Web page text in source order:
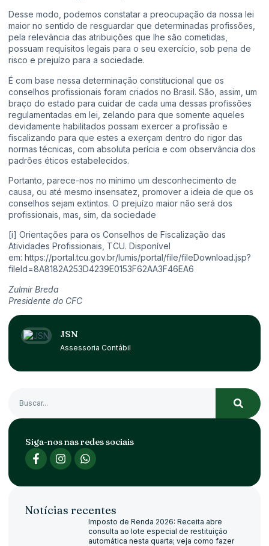
Desse modo, podemos constatar a preocupação da nossa lei
maior no sentido de resguardar que determinadas profissões,
pela relevância das atribuições que lhe são cometidas,
possuam requisitos legais para o seu exercício, sob pena de
risco e prejuízo para a sociedade.
É com base nessa determinação constitucional que os
conselhos profissionais foram criados no Brasil. São, assim, um
braço do estado para cuidar de cada uma dessas profissões
regulamentadas em lei, zelando para que somente aqueles
devidamente habilitados possam exercer a profissão e
fiscalizando para que estes a exerçam dentro do rigor das
normas técnicas, com absoluta perícia e com observância dos
padrões éticos estabelecidos.
Portanto, parece-nos no mínimo um desconhecimento de
causa, ou até mesmo insensatez, promover a ideia de que os
conselhos sejam extintos. O prejuízo maior não será dos
profissionais, mas, sim, da sociedade
[i] Orientações para os Conselhos de Fiscalização das
Atividades Profissionais, TCU. Disponível
em: https://portal.tcu.gov.br/lumis/portal/file/fileDownload.jsp?
fileId=8A8182A253D4239E0153F62AA3F46EA6
Zulmir Breda
Presidente do CFC
JSN
Assessoria Contábil
Siga-nos nas redes sociais
Notícias recentes
Imposto de Renda 2026: Receita abre
consulta ao lote especial de restituição
automática nesta quarta; veja como fazer